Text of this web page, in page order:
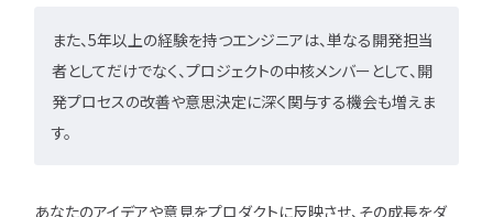
また、5年以上の経験を持つエンジニアは、単なる開発担当
者としてだけでなく、プロジェクトの中核メンバーとして、開
発プロセスの改善や意思決定に深く関与する機会も増えま
す。
あなたのアイデアや意見をプロダクトに反映させ、その成長をダ